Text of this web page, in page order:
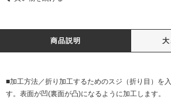
商品説明
■加工方法／折り加工するためのスジ（折り目）を
す。表面が凹(裏面が凸)になるように加工します。